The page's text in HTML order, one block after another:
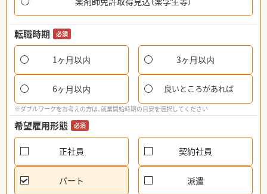
転職時期 必須
1ヶ月以内 3ヶ月以内
6ヶ月以内 良いところがあれば
※ダブルワークをお考えの方は、就業開始時期の目安を選択してください
希望雇用形態 必須
正社員 契約社員
パート 派遣